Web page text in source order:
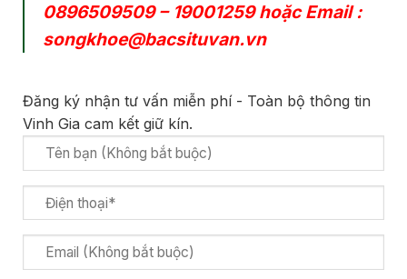
0896509509– 19001259hoặc Email :
songkhoe@bacsituvan.vn
Đăng ký nhận tư vấn miễn phí - Toàn bộ thông tin
Vinh Gia cam kết giữ kín.